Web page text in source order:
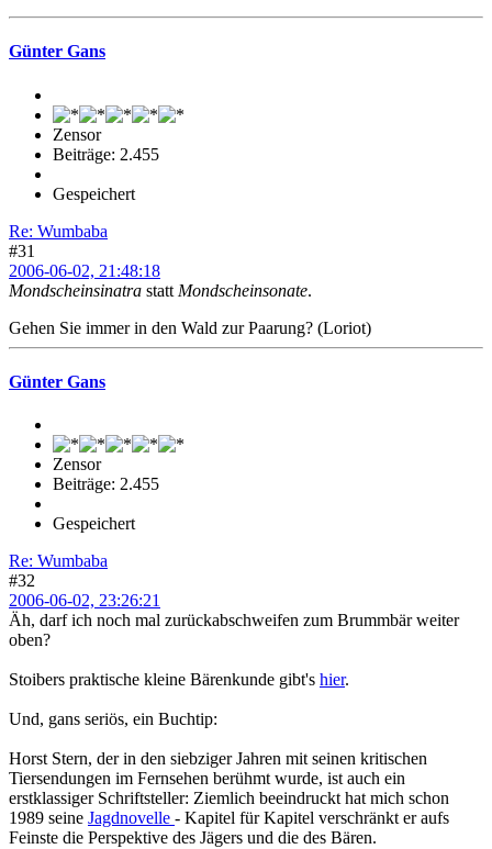
Günter Gans
Zensor
Beiträge: 2.455
Gespeichert
Re: Wumbaba
#31
2006-06-02, 21:48:18
Mondscheinsinatra statt Mondscheinsonate.
Gehen Sie immer in den Wald zur Paarung? (Loriot)
Günter Gans
Zensor
Beiträge: 2.455
Gespeichert
Re: Wumbaba
#32
2006-06-02, 23:26:21
Äh, darf ich noch mal zurückabschweifen zum Brummbär weiter
oben?
Stoibers praktische kleine Bärenkunde gibt's hier.
Und, gans seriös, ein Buchtip:
Horst Stern, der in den siebziger Jahren mit seinen kritischen
Tiersendungen im Fernsehen berühmt wurde, ist auch ein
erstklassiger Schriftsteller: Ziemlich beeindruckt hat mich schon
1989 seine Jagdnovelle - Kapitel für Kapitel verschränkt er aufs
Feinste die Perspektive des Jägers und die des Bären.